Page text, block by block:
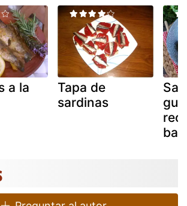
a la
Tapa de
sardinas